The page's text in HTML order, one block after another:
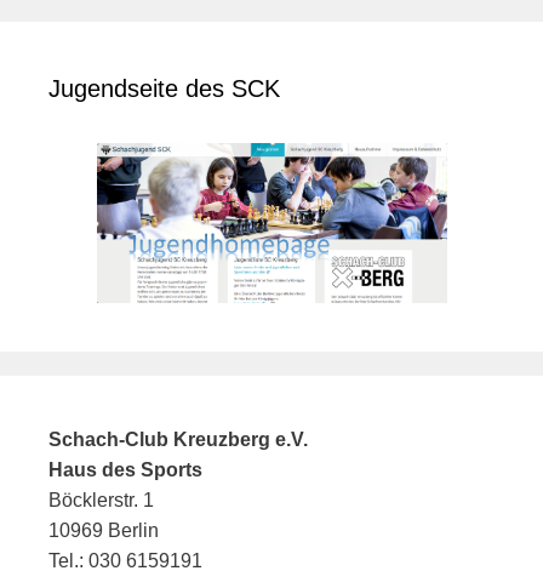
Jugendseite des SCK
Schach-Club Kreuzberg e.V.
Haus des Sports
Böcklerstr. 1
10969 Berlin
Tel.: 030 6159191